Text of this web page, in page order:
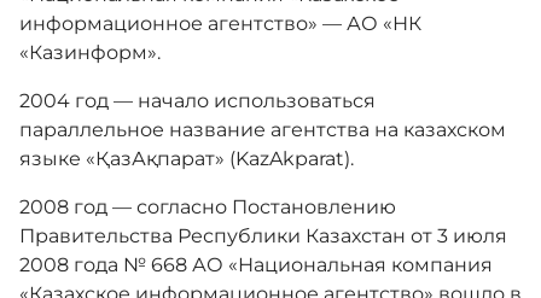
информационное агентство» — АО «НК
«Казинформ».
2004 год — начало использоваться
параллельное название агентства на казахском
языке «ҚазАқпарат» (KazAkparat).
2008 год — согласно Постановлению
Правительства Республики Казахстан от 3 июля
2008 года № 668 АО «Национальная компания